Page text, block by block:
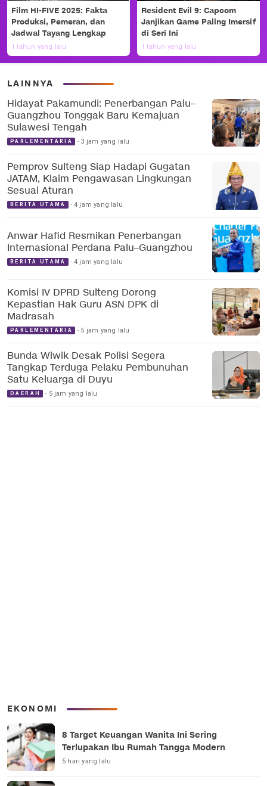
Film HI-FIVE 2025: Fakta
Produksi, Pemeran, dan
Jadwal Tayang Lengkap
1 tahun yang lalu
Resident Evil 9: Capcom
Janjikan Game Paling Imersif
di Seri Ini
1 tahun yang lalu
LAINNYA
Hidayat Pakamundi: Penerbangan Palu–
Guangzhou Tonggak Baru Kemajuan
Sulawesi Tengah
PARLEMENTARIA 3 jam yang lalu
Pemprov Sulteng Siap Hadapi Gugatan
JATAM, Klaim Pengawasan Lingkungan
Sesuai Aturan
BERITA UTAMA 4 jam yang lalu
Anwar Hafid Resmikan Penerbangan
Internasional Perdana Palu–Guangzhou
BERITA UTAMA 4 jam yang lalu
Komisi IV DPRD Sulteng Dorong
Kepastian Hak Guru ASN DPK di
Madrasah
PARLEMENTARIA 5 jam yang lalu
Bunda Wiwik Desak Polisi Segera
Tangkap Terduga Pelaku Pembunuhan
Satu Keluarga di Duyu
DAERAH 5 jam yang lalu
EKONOMI
8 Target Keuangan Wanita Ini Sering
Terlupakan Ibu Rumah Tangga Modern
5 hari yang lalu